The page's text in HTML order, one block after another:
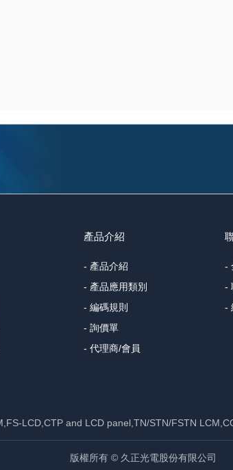
產品介紹
- 產品介紹
- 產品應用類別
- 編碼規則
- 詢價單
- 代理商/會員
-
-
-
LCD,CTP and LCD panel,TN/STN/FSTN
版權所有 © 久正光電股份有限公司